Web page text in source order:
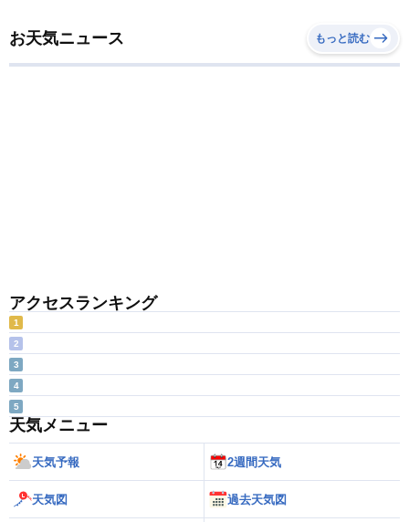
お天気ニュース もっと読む
アクセスランキング
1
2
3
4
5
天気メニュー
天気予報 2週間天気
天気図 過去天気図